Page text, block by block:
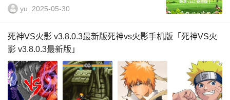
本 v4.6.5 安卓版」
yu 2025-05-30
死神VS火影 v3.8.0.3最新版死神vs火影手机版「死神VS火
影 v3.8.0.3最新版」